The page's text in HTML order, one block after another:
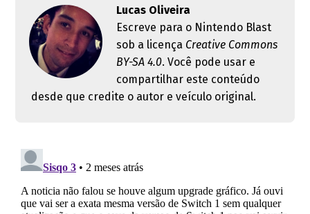
Lucas Oliveira
Escreve para o Nintendo Blast
sob a licença Creative Commons
BY-SA 4.0. Você pode usar e
compartilhar este conteúdo
desde que credite o autor e veículo original.